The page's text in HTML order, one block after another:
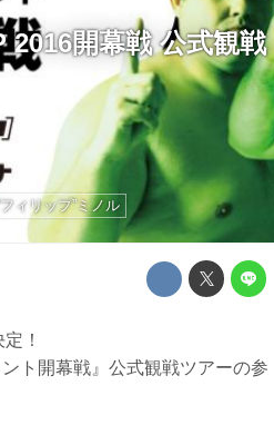
開幕戦 公式観戦
ィリップ”ミノル
！
ト開幕戦』公式観戦ツアーの参